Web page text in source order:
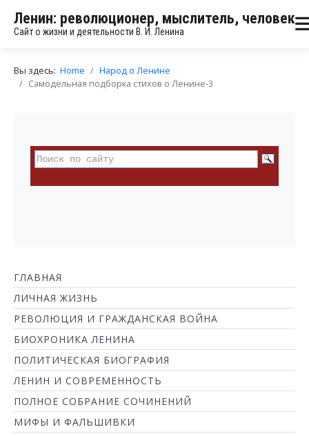
Ленин: революционер, мыслитель, человек
Сайт о жизни и деятельности В. И. Ленина
Вы здесь: Home
Народ о Ленине
Самодельная подборка стихов о Ленине-3
ГЛАВНАЯ
ЛИЧНАЯ ЖИЗНЬ
РЕВОЛЮЦИЯ И ГРАЖДАНСКАЯ ВОЙНА
БИОХРОНИКА ЛЕНИНА
ПОЛИТИЧЕСКАЯ БИОГРАФИЯ
ЛЕНИН И СОВРЕМЕННОСТЬ
ПОЛНОЕ СОБРАНИЕ СОЧИНЕНИЙ
МИФЫ И ФАЛЬШИВКИ